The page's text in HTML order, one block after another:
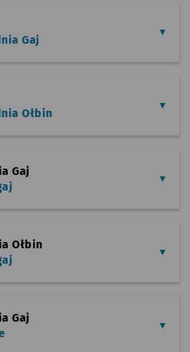
Gaj
Ołbin
Gaj
Ołbin
Gaj